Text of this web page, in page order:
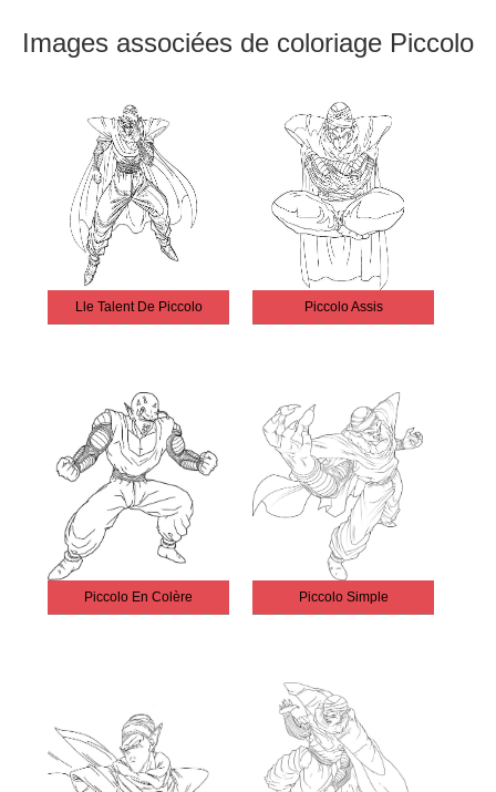
Images associées de coloriage Piccolo
Lle Talent De Piccolo Piccolo Assis
Piccolo En Colère Piccolo Simple